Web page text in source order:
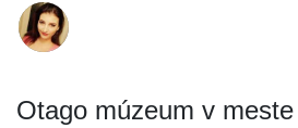
Otago múzeum v